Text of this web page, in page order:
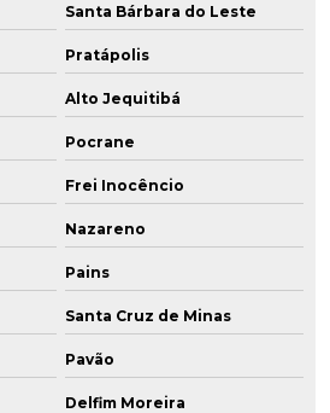
Santa Bárbara do Leste
Pratápolis
Alto Jequitibá
Pocrane
Frei Inocêncio
Nazareno
Pains
Santa Cruz de Minas
Pavão
Delfim Moreira